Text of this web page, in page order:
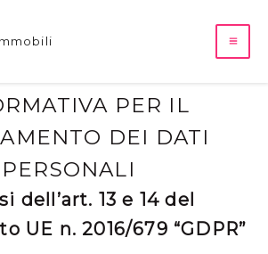
PER IL
DEI DATI
PERSONALI
dell’art. 13 e 14 del
UE n. 2016/679 “GDPR”